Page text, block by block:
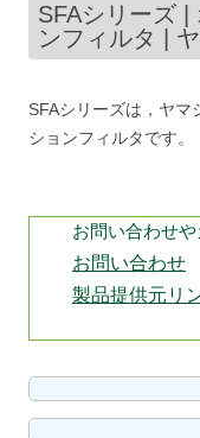
SFAシリーズ |
ンフィルタ |
SFAシリーズは，ヤマ
ションフィルタです。
お問い合わせ
お問い合わせ
製品提供元リ